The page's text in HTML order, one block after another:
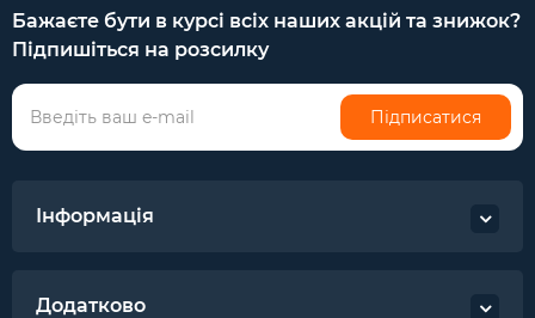
Бажаєте бути в курсі всіх наших акцій та знижок?
Підпишіться на розсилку
Підписатися
Інформація
Додатково